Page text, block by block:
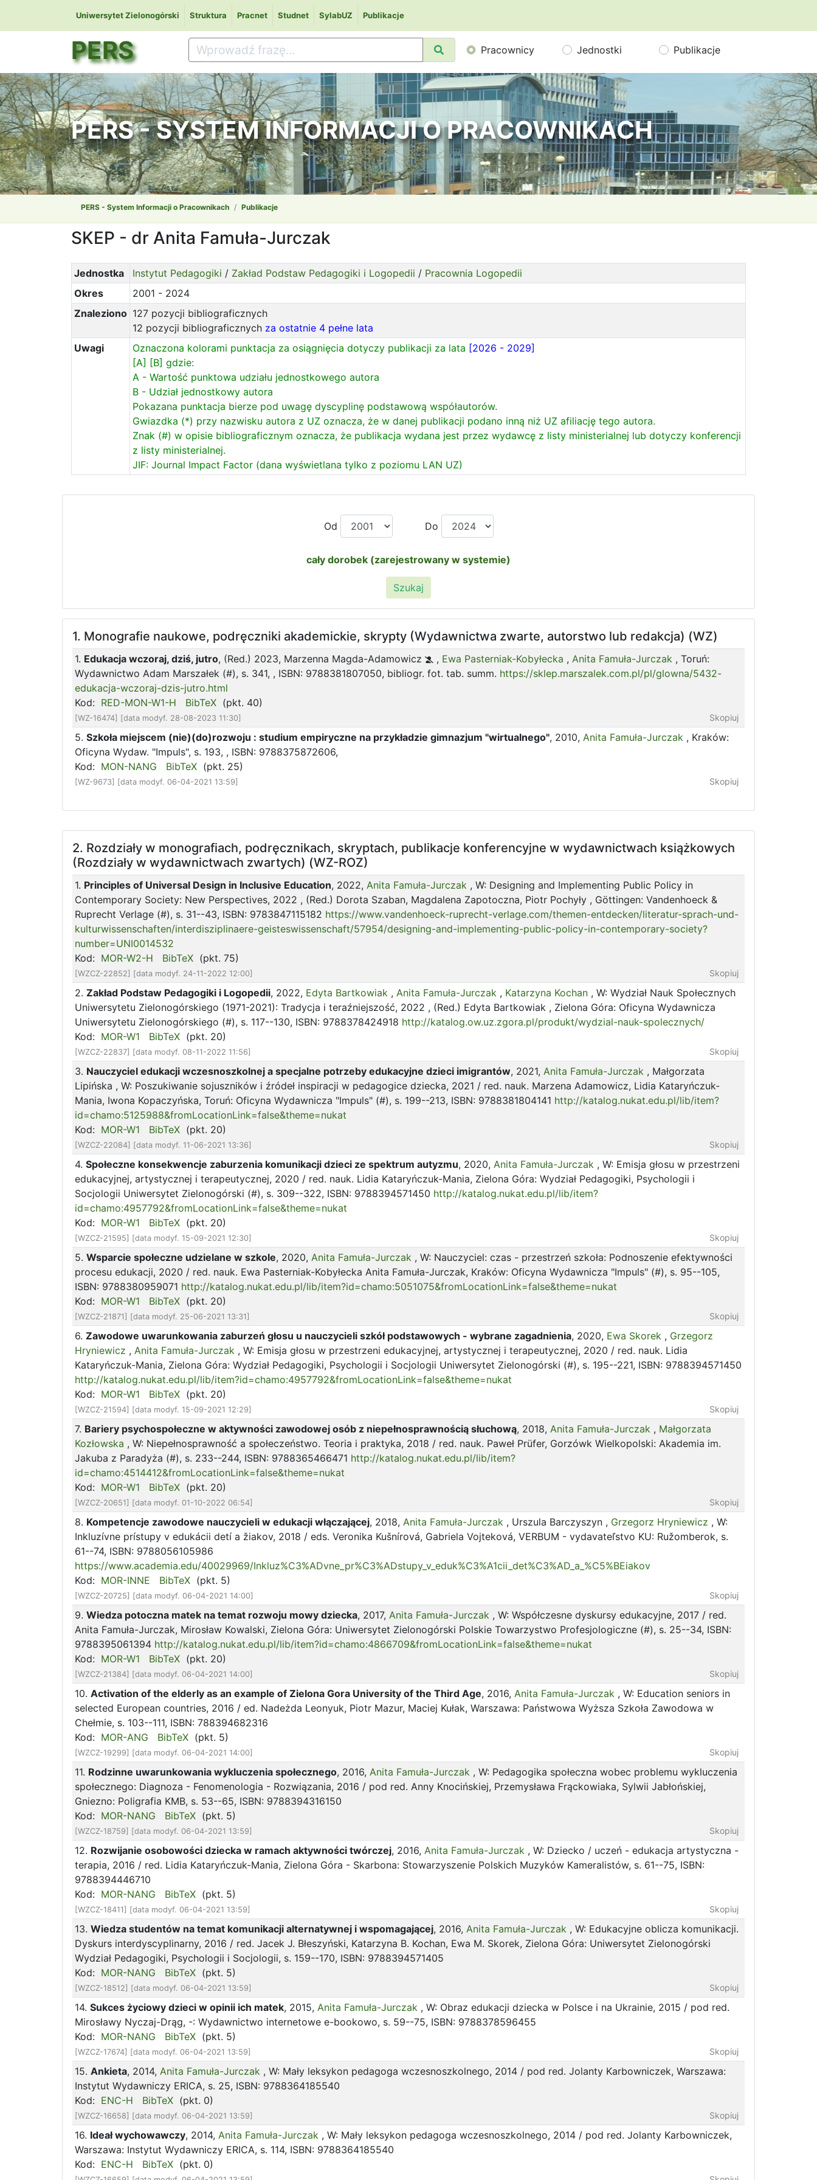
Uniwersytet Zielonogórski Struktura Pracnet Studnet SylabUZ Publikacje
PERS Pracownicy Jednostki Publikacje
PERS - SYSTEM INFORMACJI O PRACOWNIKACH
PERS - System Informacji o Pracownikach Publikacje
SKEP - dr Anita Famuła-Jurczak
Jednostka Instytut Pedagogiki / Zakład Podstaw Pedagogiki i Logopedii / Pracownia Logopedii
Okres
2001 - 2024
Znaleziono 127 pozycji bibliograficznych
12 pozycji bibliograficznych za ostatnie 4 pełne lata
Uwagi
Oznaczona kolorami punktacja za osiągnięcia dotyczy publikacji za lata [2026 - 2029]
[A] [B] gdzie:
A - Wartość punktowa udziału jednostkowego autora
B - Udział jednostkowy autora
Pokazana punktacja bierze pod uwagę dyscyplinę podstawową współautorów.
Gwiazdka (*) przy nazwisku autora z UZ oznacza, że w danej publikacji podano inną niż UZ afiliację tego autora.
Znak (#) w opisie bibliograficznym oznacza, że publikacja wydana jest przez wydawcę z listy ministerialnej lub dotyczy konferencji
z listy ministerialnej.
JIF: Journal Impact Factor (dana wyświetlana tylko z poziomu LAN UZ)
Od Do
cały dorobek (zarejestrowany w systemie)
Szukaj
1. Monografie naukowe, podręczniki akademickie, skrypty (Wydawnictwa zwarte, autorstwo lub redakcja) (WZ)
1. Edukacja wczoraj, dziś, jutro, (Red.) 2023, Marzenna Magda-Adamowicz , Ewa Pasterniak-Kobyłecka , Anita Famuła-Jurczak , Toruń:
Wydawnictwo Adam Marszałek (#), s. 341, , ISBN: 9788381807050, bibliogr. fot. tab. summ. https://sklep.marszalek.com.pl/pl/glowna/5432-
edukacja-wczoraj-dzis-jutro.html
Kod: RED-MON-W1-H BibTeX (pkt. 40)
[WZ-16474] [data modyf. 28-08-2023 11:30] Skopiuj
5. Szkoła miejscem (nie)(do)rozwoju : studium empiryczne na przykładzie gimnazjum "wirtualnego", 2010, Anita Famuła-Jurczak , Kraków:
Oficyna Wydaw. "Impuls", s. 193, , ISBN: 9788375872606,
Kod: MON-NANG BibTeX (pkt. 25)
[WZ-9673] [data modyf. 06-04-2021 13:59] Skopiuj
2. Rozdziały w monografiach, podręcznikach, skryptach, publikacje konferencyjne w wydawnictwach książkowych
(Rozdziały w wydawnictwach zwartych) (WZ-ROZ)
1. Principles of Universal Design in Inclusive Education, 2022, Anita Famuła-Jurczak , W: Designing and Implementing Public Policy in
Contemporary Society: New Perspectives, 2022 , (Red.) Dorota Szaban, Magdalena Zapotoczna, Piotr Pochyły , Göttingen: Vandenhoeck &
Ruprecht Verlage (#), s. 31--43, ISBN: 9783847115182 https://www.vandenhoeck-ruprecht-verlage.com/themen-entdecken/literatur-sprach-und-
kulturwissenschaften/interdisziplinaere-geisteswissenschaft/57954/designing-and-implementing-public-policy-in-contemporary-society?
number=UNI0014532
Kod: MOR-W2-H BibTeX (pkt. 75)
[WZCZ-22852] [data modyf. 24-11-2022 12:00] Skopiuj
2. Zakład Podstaw Pedagogiki i Logopedii, 2022, Edyta Bartkowiak , Anita Famuła-Jurczak , Katarzyna Kochan , W: Wydział Nauk Społecznych
Uniwersytetu Zielonogórskiego (1971-2021): Tradycja i teraźniejszość, 2022 , (Red.) Edyta Bartkowiak , Zielona Góra: Oficyna Wydawnicza
Uniwersytetu Zielonogórskiego (#), s. 117--130, ISBN: 9788378424918 http://katalog.ow.uz.zgora.pl/produkt/wydzial-nauk-spolecznych/
Kod: MOR-W1 BibTeX (pkt. 20)
[WZCZ-22837] [data modyf. 08-11-2022 11:56] Skopiuj
3. Nauczyciel edukacji wczesnoszkolnej a specjalne potrzeby edukacyjne dzieci imigrantów, 2021, Anita Famuła-Jurczak , Małgorzata
Lipińska , W: Poszukiwanie sojuszników i źródeł inspiracji w pedagogice dziecka, 2021 / red. nauk. Marzena Adamowicz, Lidia Kataryńczuk-
Mania, Iwona Kopaczyńska, Toruń: Oficyna Wydawnicza "Impuls" (#), s. 199--213, ISBN: 9788381804141 http://katalog.nukat.edu.pl/lib/item?
id=chamo:5125988&fromLocationLink=false&theme=nukat
Kod: MOR-W1 BibTeX (pkt. 20)
[WZCZ-22084] [data modyf. 11-06-2021 13:36] Skopiuj
4. Społeczne konsekwencje zaburzenia komunikacji dzieci ze spektrum autyzmu, 2020, Anita Famuła-Jurczak , W: Emisja głosu w przestrzeni
edukacyjnej, artystycznej i terapeutycznej, 2020 / red. nauk. Lidia Kataryńczuk-Mania, Zielona Góra: Wydział Pedagogiki, Psychologii i
Socjologii Uniwersytet Zielonogórski (#), s. 309--322, ISBN: 9788394571450 http://katalog.nukat.edu.pl/lib/item?
id=chamo:4957792&fromLocationLink=false&theme=nukat
Kod: MOR-W1 BibTeX (pkt. 20)
[WZCZ-21595] [data modyf. 15-09-2021 12:30] Skopiuj
5. Wsparcie społeczne udzielane w szkole, 2020, Anita Famuła-Jurczak , W: Nauczyciel: czas - przestrzeń szkoła: Podnoszenie efektywności
procesu edukacji, 2020 / red. nauk. Ewa Pasterniak-Kobyłecka Anita Famuła-Jurczak, Kraków: Oficyna Wydawnicza "Impuls" (#), s. 95--105,
ISBN: 9788380959071 http://katalog.nukat.edu.pl/lib/item?id=chamo:5051075&fromLocationLink=false&theme=nukat
Kod: MOR-W1 BibTeX (pkt. 20)
[WZCZ-21871] [data modyf. 25-06-2021 13:31] Skopiuj
6. Zawodowe uwarunkowania zaburzeń głosu u nauczycieli szkół podstawowych - wybrane zagadnienia, 2020, Ewa Skorek , Grzegorz
Hryniewicz , Anita Famuła-Jurczak , W: Emisja głosu w przestrzeni edukacyjnej, artystycznej i terapeutycznej, 2020 / red. nauk. Lidia
Kataryńczuk-Mania, Zielona Góra: Wydział Pedagogiki, Psychologii i Socjologii Uniwersytet Zielonogórski (#), s. 195--221, ISBN: 9788394571450
http://katalog.nukat.edu.pl/lib/item?id=chamo:4957792&fromLocationLink=false&theme=nukat
Kod: MOR-W1 BibTeX (pkt. 20)
[WZCZ-21594] [data modyf. 15-09-2021 12:29] Skopiuj
7. Bariery psychospołeczne w aktywności zawodowej osób z niepełnosprawnością słuchową, 2018, Anita Famuła-Jurczak , Małgorzata
Kozłowska , W: Niepełnosprawność a społeczeństwo. Teoria i praktyka, 2018 / red. nauk. Paweł Prüfer, Gorzówk Wielkopolski: Akademia im.
Jakuba z Paradyża (#), s. 233--244, ISBN: 9788365466471 http://katalog.nukat.edu.pl/lib/item?
id=chamo:4514412&fromLocationLink=false&theme=nukat
Kod: MOR-W1 BibTeX (pkt. 20)
[WZCZ-20651] [data modyf. 01-10-2022 06:54] Skopiuj
8. Kompetencje zawodowe nauczycieli w edukacji włączającej, 2018, Anita Famuła-Jurczak , Urszula Barczyszyn , Grzegorz Hryniewicz , W:
Inkluzívne prístupy v edukácii detí a žiakov, 2018 / eds. Veronika Kušnírová, Gabriela Vojteková, VERBUM - vydavateľstvo KU: Ružomberok, s.
61--74, ISBN: 9788056105986
https://www.academia.edu/40029969/Inkluz%C3%ADvne_pr%C3%ADstupy_v_eduk%C3%A1cii_det%C3%AD_a_%C5%BEiakov
Kod: MOR-INNE BibTeX (pkt. 5)
[WZCZ-20725] [data modyf. 06-04-2021 14:00] Skopiuj
9. Wiedza potoczna matek na temat rozwoju mowy dziecka, 2017, Anita Famuła-Jurczak , W: Współczesne dyskursy edukacyjne, 2017 / red.
Anita Famuła-Jurczak, Mirosław Kowalski, Zielona Góra: Uniwersytet Zielonogórski Polskie Towarzystwo Profesjologiczne (#), s. 25--34, ISBN:
9788395061394 http://katalog.nukat.edu.pl/lib/item?id=chamo:4866709&fromLocationLink=false&theme=nukat
Kod: MOR-W1 BibTeX (pkt. 20)
[WZCZ-21384] [data modyf. 06-04-2021 14:00] Skopiuj
10. Activation of the elderly as an example of Zielona Gora University of the Third Age, 2016, Anita Famuła-Jurczak , W: Education seniors in
selected European countries, 2016 / ed. Nadeżda Leonyuk, Piotr Mazur, Maciej Kułak, Warszawa: Państwowa Wyższa Szkoła Zawodowa w
Chełmie, s. 103--111, ISBN: 788394682316
Kod: MOR-ANG BibTeX (pkt. 5)
[WZCZ-19299] [data modyf. 06-04-2021 14:00] Skopiuj
11. Rodzinne uwarunkowania wykluczenia społecznego, 2016, Anita Famuła-Jurczak , W: Pedagogika społeczna wobec problemu wykluczenia
społecznego: Diagnoza - Fenomenologia - Rozwiązania, 2016 / pod red. Anny Knocińskiej, Przemysława Frąckowiaka, Sylwii Jabłońskiej,
Gniezno: Poligrafia KMB, s. 53--65, ISBN: 9788394316150
Kod: MOR-NANG BibTeX (pkt. 5)
[WZCZ-18759] [data modyf. 06-04-2021 13:59] Skopiuj
12. Rozwijanie osobowości dziecka w ramach aktywności twórczej, 2016, Anita Famuła-Jurczak , W: Dziecko / uczeń - edukacja artystyczna -
terapia, 2016 / red. Lidia Kataryńczuk-Mania, Zielona Góra - Skarbona: Stowarzyszenie Polskich Muzyków Kameralistów, s. 61--75, ISBN:
9788394446710
Kod: MOR-NANG BibTeX (pkt. 5)
[WZCZ-18411] [data modyf. 06-04-2021 13:59] Skopiuj
13. Wiedza studentów na temat komunikacji alternatywnej i wspomagającej, 2016, Anita Famuła-Jurczak , W: Edukacyjne oblicza komunikacji.
Dyskurs interdyscyplinarny, 2016 / red. Jacek J. Błeszyński, Katarzyna B. Kochan, Ewa M. Skorek, Zielona Góra: Uniwersytet Zielonogórski
Wydział Pedagogiki, Psychologii i Socjologii, s. 159--170, ISBN: 9788394571405
Kod: MOR-NANG BibTeX (pkt. 5)
[WZCZ-18512] [data modyf. 06-04-2021 13:59] Skopiuj
14. Sukces życiowy dzieci w opinii ich matek, 2015, Anita Famuła-Jurczak , W: Obraz edukacji dziecka w Polsce i na Ukrainie, 2015 / pod red.
Mirosławy Nyczaj-Drąg, -: Wydawnictwo internetowe e-bookowo, s. 59--75, ISBN: 9788378596455
Kod: MOR-NANG BibTeX (pkt. 5)
[WZCZ-17674] [data modyf. 06-04-2021 13:59] Skopiuj
15. Ankieta, 2014, Anita Famuła-Jurczak , W: Mały leksykon pedagoga wczesnoszkolnego, 2014 / pod red. Jolanty Karbowniczek, Warszawa:
Instytut Wydawniczy ERICA, s. 25, ISBN: 9788364185540
Kod: ENC-H BibTeX (pkt. 0)
[WZCZ-16658] [data modyf. 06-04-2021 13:59] Skopiuj
16. Ideał wychowawczy, 2014, Anita Famuła-Jurczak , W: Mały leksykon pedagoga wczesnoszkolnego, 2014 / pod red. Jolanty Karbowniczek,
Warszawa: Instytut Wydawniczy ERICA, s. 114, ISBN: 9788364185540
Kod: ENC-H BibTeX (pkt. 0)